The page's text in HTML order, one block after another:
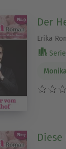
Der
Erika
Serie